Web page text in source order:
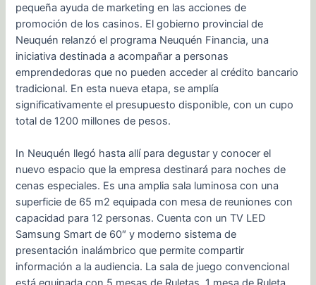
pequeña ayuda de marketing en las acciones de
promoción de los casinos. El gobierno provincial de
Neuquén relanzó el programa Neuquén Financia, una
iniciativa destinada a acompañar a personas
emprendedoras que no pueden acceder al crédito bancario
tradicional. En esta nueva etapa, se amplía
significativamente el presupuesto disponible, con un cupo
total de 1200 millones de pesos.
In Neuquén llegó hasta allí para degustar y conocer el
nuevo espacio que la empresa destinará para noches de
cenas especiales. Es una amplia sala luminosa con una
superficie de 65 m2 equipada con mesa de reuniones con
capacidad para 12 personas. Cuenta con un TV LED
Samsung Smart de 60″ y moderno sistema de
presentación inalámbrico que permite compartir
información a la audiencia. La sala de juego convencional